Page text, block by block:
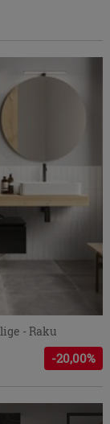
- Raku
-20,00%